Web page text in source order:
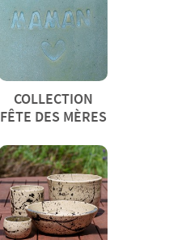
COLLECTION
FÊTE DES MÈRES